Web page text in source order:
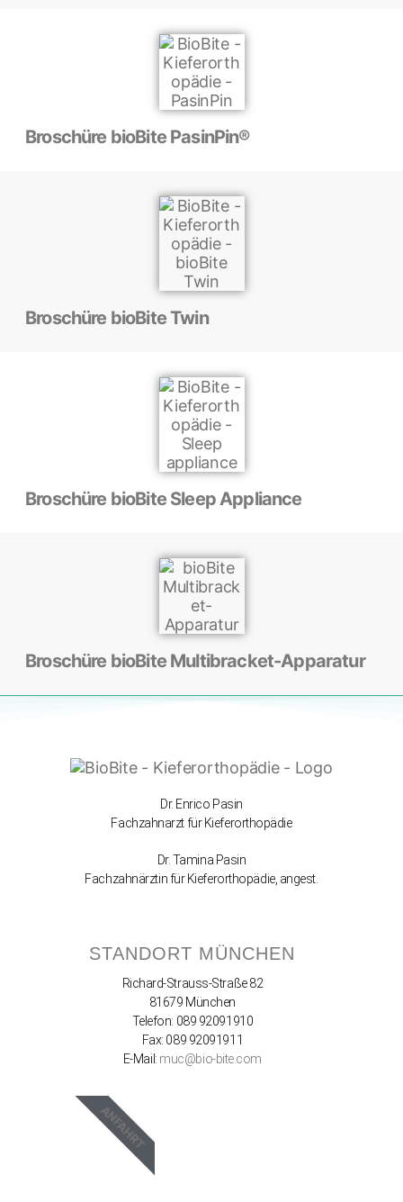
Broschüre bioBite PasinPin®
Broschüre bioBite Twin
Broschüre bioBite Sleep Appliance
Broschüre bioBite Multibracket-Apparatur
Dr. Enrico Pasin
Fachzahnarzt für Kieferorthopädie
Dr. Tamina Pasin
Fachzahnärztin für Kieferorthopädie, angest.
STANDORT MÜNCHEN
Richard-Strauss-Straße 82
81679 München
Telefon: 089 92091910
Fax: 089 92091911
E-Mail: muc@bio-bite.com
ANFAHRT